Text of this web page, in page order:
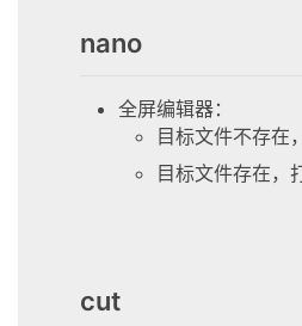
nano
全屏编辑器：
目标文件不存在
目标文件存在，
cut